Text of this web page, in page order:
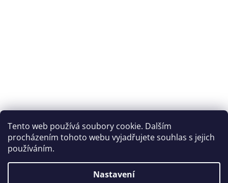
Tento web používá soubory cookie. Dalším
procházením tohoto webu vyjadřujete souhlas s jejich
používáním.
Nastavení